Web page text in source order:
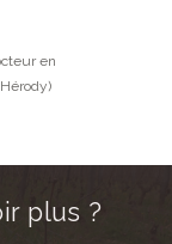
en
plus ?